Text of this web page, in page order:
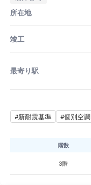
所在地
竣工
最寄り駅
#新耐震基準 #個別空調
階数
3階